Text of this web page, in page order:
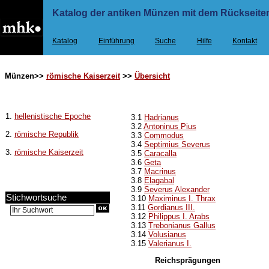
Katalog der antiken Münzen mit dem
Katalog Einführung Suche Hilfe Kontakt
Münzen>> römische Kaiserzeit>> Übersicht
1.
hellenistische Epoche
2. römische Republik
3. römische Kaiserzeit
Stichwortsuche
3.1 Hadrianus
3.2 Antoninus Pius
3.3 Commodus
3.4 Septimius Severus
3.5 Caracalla
3.6 Geta
3.7 Macrinus
3.8 Elagabal
3.9 Severus Alexander
3.10 Maximinus I. Thrax
3.11 Gordianus III.
3.12 Philippus I. Arabs
3.13 Trebonianus Gallus
3.14 Volusianus
3.15 Valerianus I.
Reichsprägungen